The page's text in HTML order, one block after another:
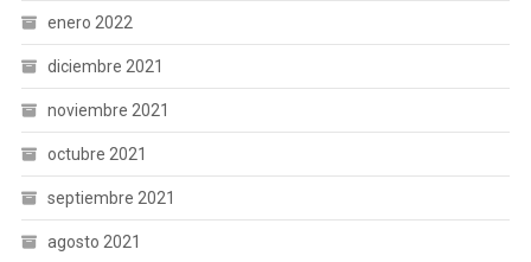
enero 2022
diciembre 2021
noviembre 2021
octubre 2021
septiembre 2021
agosto 2021